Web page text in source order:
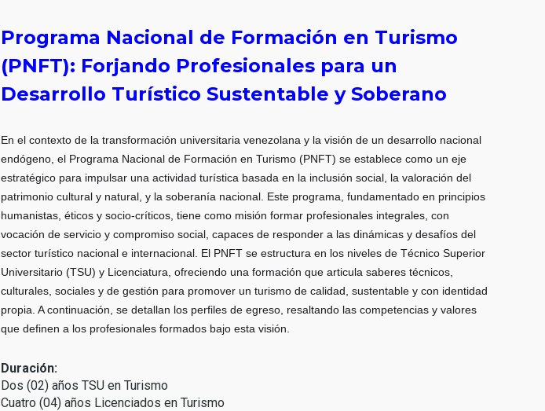
Programa Nacional de Formación en Turismo
(PNFT): Forjando Profesionales para un
Desarrollo Turístico Sustentable y Soberano
En el contexto de la transformación universitaria venezolana y la visión de un desarrollo nacional
endógeno, el Programa Nacional de Formación en Turismo (PNFT) se establece como un eje
estratégico para impulsar una actividad turística basada en la inclusión social, la valoración del
patrimonio cultural y natural, y la soberanía nacional. Este programa, fundamentado en principios
humanistas, éticos y socio-críticos, tiene como misión formar profesionales integrales, con
vocación de servicio y compromiso social, capaces de responder a las dinámicas y desafíos del
sector turístico nacional e internacional. El PNFT se estructura en los niveles de Técnico Superior
Universitario (TSU) y Licenciatura, ofreciendo una formación que articula saberes técnicos,
culturales, sociales y de gestión para promover un turismo de calidad, sustentable y con identidad
propia. A continuación, se detallan los perfiles de egreso, resaltando las competencias y valores
que definen a los profesionales formados bajo esta visión.
Duración:
Dos (02) años TSU en Turismo
Cuatro (04) años Licenciados en Turismo